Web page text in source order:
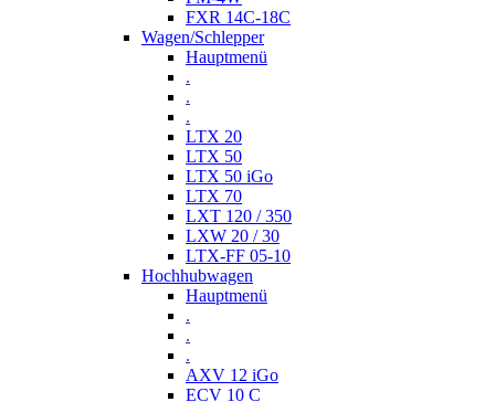
FXR 14C-18C
Wagen/Schlepper
Hauptmenü
.
.
.
LTX 20
LTX 50
LTX 50 iGo
LTX 70
LXT 120 / 350
LXW 20 / 30
LTX-FF 05-10
Hochhubwagen
Hauptmenü
.
.
.
AXV 12 iGo
ECV 10 C